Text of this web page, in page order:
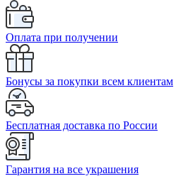
Оплата при получении
Бонусы за покупки всем клиентам
Бесплатная доставка по России
Гарантия на все украшения